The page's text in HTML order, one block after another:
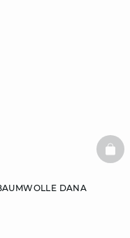
DANA